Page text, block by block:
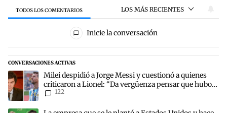
TODOS LOS COMENTARIOS LOS MÁS RECIENTES
Todos los comentarios
Inicie la conversación
CONVERSACIONES ACTIVAS
Este listado muestra los artículos con más comentarios en los
Un artículo de tendencia con el título "Milei despidió a Jorge
Milei despidió a Jorge Messi y cuestionó a quienes
criticaron a Lionel: “Da vergüenza pensar que hubo
anti-Messi”
122